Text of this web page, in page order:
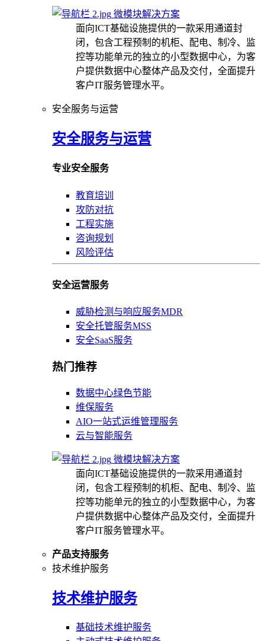
微模块解决方案
面向ICT基础设施提供的一款采用通道封
闭，包含工程预制的机柜、配电、制冷、监
控等功能单元的独立的小型数据中心，为客
户提供数据中心整体产品及交付，全面提升
客户IT服务管理水平。
安全服务与运营
安全服务与运营
专业安全服务
教育培训
攻防对抗
工程实施
咨询规划
风险评估
安全运营服务
威胁检测与响应服务MDR
安全托管服务MSS
安全SaaS服务
热门推荐
数据中心绿色节能
维保服务
AIO一站式运维管理服务
云与智能服务
微模块解决方案
面向ICT基础设施提供的一款采用通道封
闭，包含工程预制的机柜、配电、制冷、监
控等功能单元的独立的小型数据中心，为客
户提供数据中心整体产品及交付，全面提升
客户IT服务管理水平。
产品支持服务
技术维护服务
技术维护服务
基础技术维护服务